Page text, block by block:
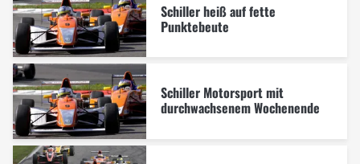
Schiller heiß auf fette
Punktebeute
Schiller Motorsport mit
durchwachsenem Wochenende